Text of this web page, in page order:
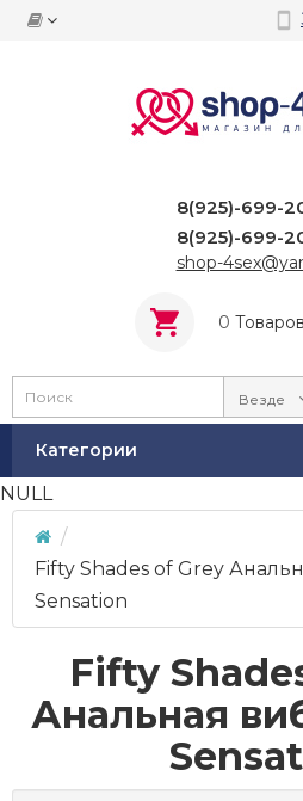
8(925)-699-
8(925)-699-
shop-
0
Везде
Категории
NULL
Fifty Shades of Grey
Sensation
Fifty
Анальная